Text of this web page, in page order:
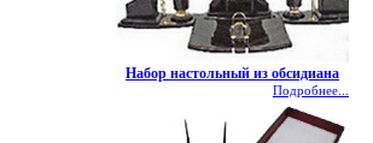
Набор настольный из обсидиана
Подробнее...